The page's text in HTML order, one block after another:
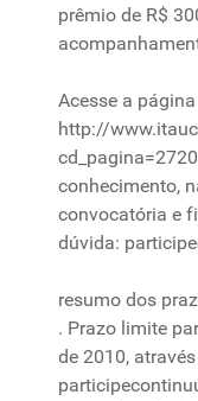
prêmio de R$
Acesse a página
http://
conhecimento,
convocatória e
dúvida:
resumo dos
. Prazo limite
de 2010,